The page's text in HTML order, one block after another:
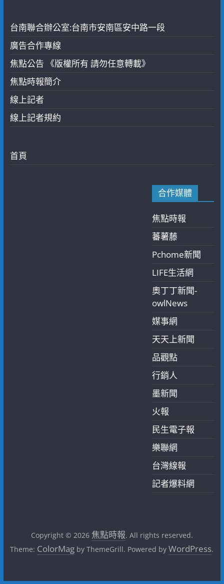
台南聯合辦公室:台南市安南區安中路一段
廣告合作專線
焦點公告 《版權所有 請勿任意轉載》
焦點時報簡介
線上記者
線上記者規約
首頁
合作媒體
焦點時報
蕃薯藤
Pchome新聞
LIFE生活網
奧丁丁新聞-
owlNews
媒事網
天天上新聞
品觀點
行銷人
墨新聞
火報
民生電子報
樂聯網
台灣線報
記者爆料網
Copyright © 2026 焦點時報. All rights reserved.
Theme: ColorMag by ThemeGrill. Powered byWordPress.